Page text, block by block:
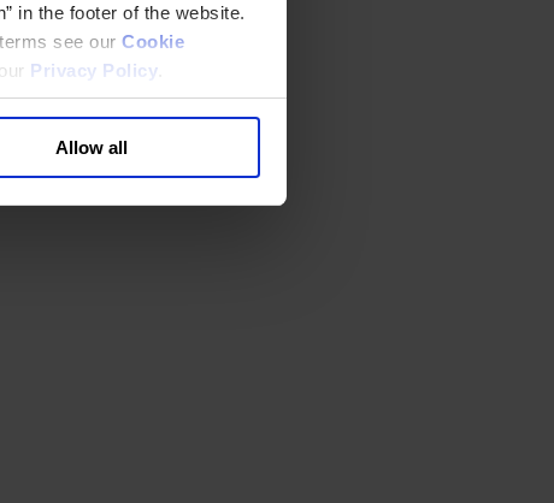
in the footer of the website.
see our Cookie
Privacy Policy
Allow all